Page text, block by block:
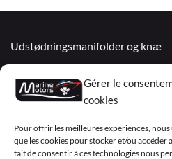
Gérer le
cookies
Pour offrir les meilleures expériences,
que les cookies pour stocker et/ou accéder
fait de consentir à ces technologies nous
Udstødningsmanifolder og knæ
Mercruiser
VOLVO PENTA / OMC